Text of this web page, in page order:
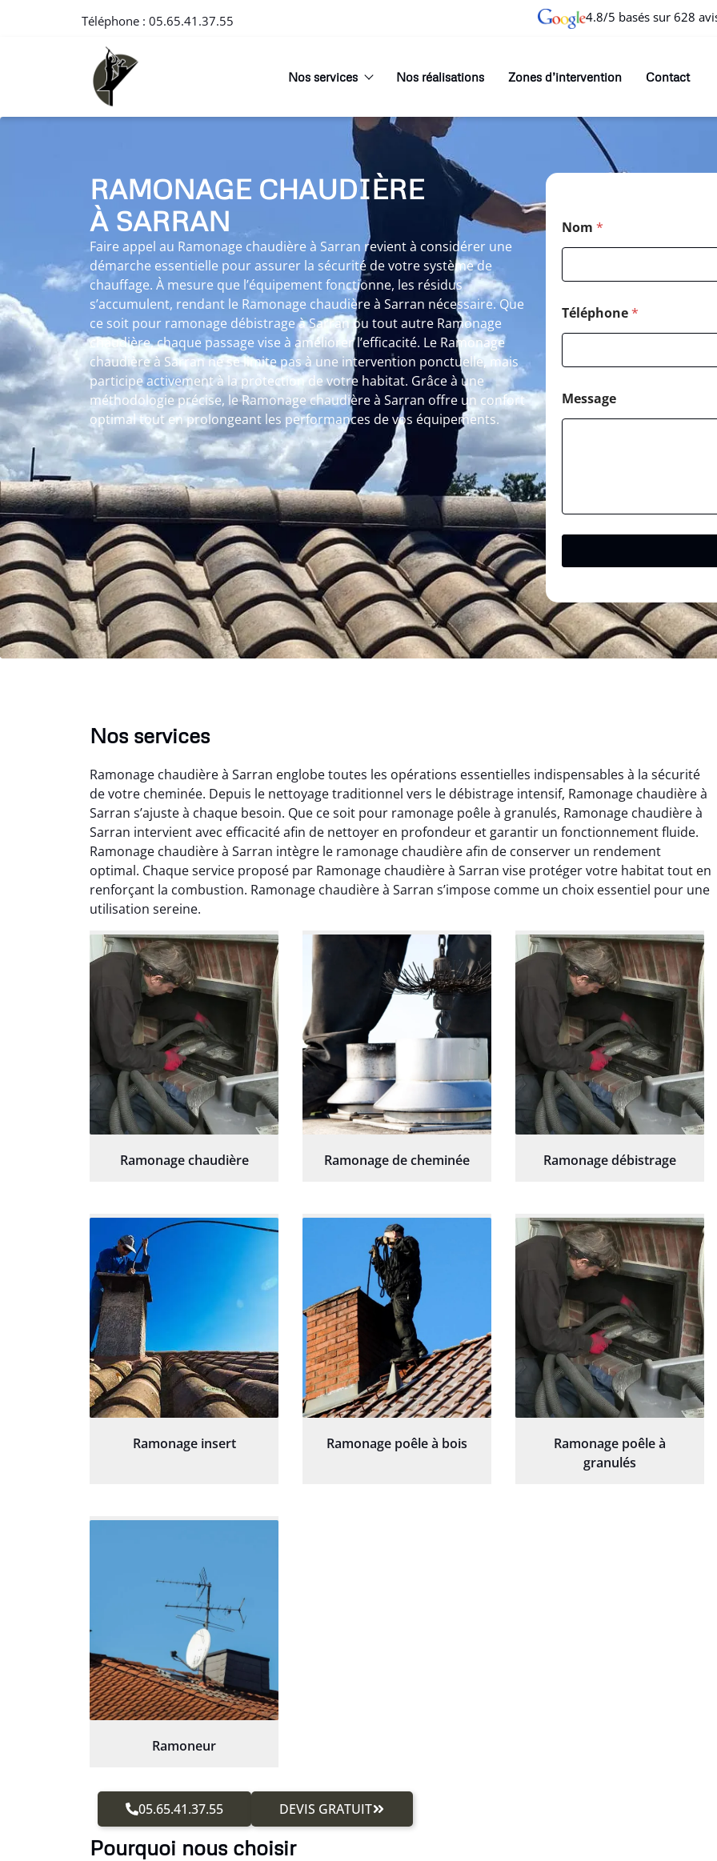
Téléphone : 05.65.41.37.55 4.8/5 basés sur 628
Nos services Nos réalisations Zones d’intervention Contact
RAMONAGE CHAUDIÈRE
À SARRAN
Faire appel au Ramonage chaudière à Sarran revient à considérer une
démarche essentielle pour assurer la sécurité de votre système de
chauffage. À mesure que l’équipement fonctionne, les résidus
s’accumulent, rendant le Ramonage chaudière à Sarran nécessaire. Que
ce soit pour ramonage débistrage à Sarran ou tout autre Ramonage
chaudière, chaque passage vise à améliorer l’efficacité. Le Ramonage
chaudière à Sarran ne se limite pas à une intervention ponctuelle, mais
participe activement à la protection de votre habitat. Grâce à une
méthodologie précise, le Ramonage chaudière à Sarran offre un confort
optimal tout en prolongeant les performances de vos équipements.
Nom *
Téléphone*
Message
Nos services
Ramonage chaudière à Sarran englobe toutes les opérations essentielles indispensables à la sécurité
de votre cheminée. Depuis le nettoyage traditionnel vers le débistrage intensif, Ramonage chaudière à
Sarran s’ajuste à chaque besoin. Que ce soit pour ramonage poêle à granulés, Ramonage chaudière à
Sarran intervient avec efficacité afin de nettoyer en profondeur et garantir un fonctionnement fluide.
Ramonage chaudière à Sarran intègre le ramonage chaudière afin de conserver un rendement
optimal. Chaque service proposé par Ramonage chaudière à Sarran vise protéger votre habitat tout en
renforçant la combustion. Ramonage chaudière à Sarran s’impose comme un choix essentiel pour une
utilisation sereine.
Ramonage chaudière Ramonage de cheminée Ramonage débistrage
Ramonage insert Ramonage poêle à bois
Ramonage poêle à
granulés
Ramoneur
05.65.41.37.55 DEVIS GRATUIT
Pourquoi nous choisir
Nicolas Perrin
22 janvier 2026
propre pour le ramonage
débistrage. On sent tout de
suite la différence au niveau
du tirage. Très satisfait.
Yannick Morel
12 juillet 2025
pour le ramonage débistrage
de ma cheminée. Le tirage
est nettement meilleur et
plus aucune odeur. Travail
propre et rapide.